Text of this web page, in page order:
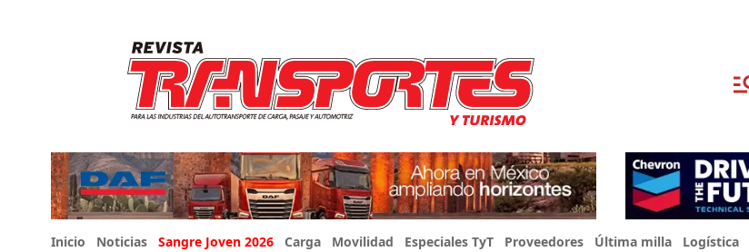
Inicio Noticias Sangre Joven 2026 Carga Movilidad Especiales TyT Proveedores Última milla Logística